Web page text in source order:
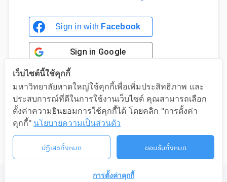
Sign in with Facebook
Sign in Google
Sign in with Google
©2026 LIFELONG.HU.AC.TH. ALL RIGHTS RESERVED.
เว็บไซต์นี้ใช้คุกกี้
มหาวิทยาลัยหาดใหญ่ใช้คุกกี้เพื่อเพิ่มประสิทธิภาพ และ
ประสบการณ์ที่ดีในการใช้งานเว็บไซต์ คุณสามารถเลือก
ตั้งค่าความยินยอมการใช้คุกกี้ได้ โดยคลิก "การตั้งค่า
คุกกี้" นโยบายความเป็นส่วนตัว
ปฏิเสธทั้งหมด ยอมรับทั้งหมด
การตั้งค่าคุกกี้